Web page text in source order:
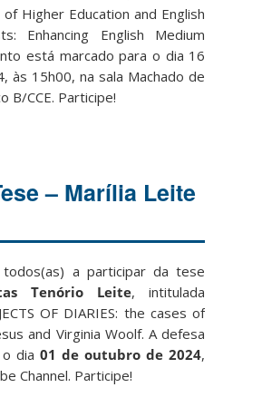
Higher Education and English
Enhancing English Medium
está marcado para o dia 16
às 15h00, na sala Machado de
B/CCE. Participe!
– Marília Leite
a participar da tese
Tenório Leite, intitulada
OF DIARIES: the cases of
and Virginia Woolf. A defesa
dia 01 de outubro de 2024,
Channel. Participe!